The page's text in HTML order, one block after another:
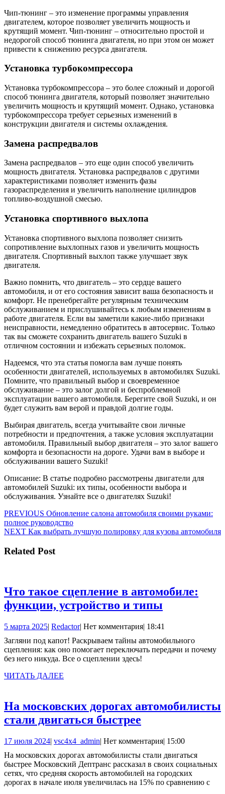
Чип-тюнинг – это изменение программы управления
двигателем, которое позволяет увеличить мощность и
крутящий момент. Чип-тюнинг – относительно простой и
недорогой способ тюнинга двигателя, но при этом он может
привести к снижению ресурса двигателя.
Установка турбокомпрессора
Установка турбокомпрессора – это более сложный и дорогой
способ тюнинга двигателя, который позволяет значительно
увеличить мощность и крутящий момент. Однако, установка
турбокомпрессора требует серьезных изменений в
конструкции двигателя и системы охлаждения.
Замена распредвалов
Замена распредвалов – это еще один способ увеличить
мощность двигателя. Установка распредвалов с другими
характеристиками позволяет изменить фазы
газораспределения и увеличить наполнение цилиндров
топливо-воздушной смесью.
Установка спортивного выхлопа
Установка спортивного выхлопа позволяет снизить
сопротивление выхлопных газов и увеличить мощность
двигателя. Спортивный выхлоп также улучшает звук
двигателя.
Важно помнить, что двигатель – это сердце вашего
автомобиля, и от его состояния зависит ваша безопасность и
комфорт. Не пренебрегайте регулярным техническим
обслуживанием и прислушивайтесь к любым изменениям в
работе двигателя. Если вы заметили какие-либо признаки
неисправности, немедленно обратитесь в автосервис. Только
так вы сможете сохранить двигатель вашего Suzuki в
отличном состоянии и избежать серьезных поломок.
Надеемся, что эта статья помогла вам лучше понять
особенности двигателей, используемых в автомобилях Suzuki.
Помните, что правильный выбор и своевременное
обслуживание – это залог долгой и беспроблемной
эксплуатации вашего автомобиля. Берегите свой Suzuki, и он
будет служить вам верой и правдой долгие годы.
Выбирая двигатель, всегда учитывайте свои личные
потребности и предпочтения, а также условия эксплуатации
автомобиля. Правильный выбор двигателя – это залог вашего
комфорта и безопасности на дороге. Удачи вам в выборе и
обслуживании вашего Suzuki!
Описание: В статье подробно рассмотрены двигатели для
автомобилей Suzuki: их типы, особенности выбора и
обслуживания. Узнайте все о двигателях Suzuki!
Навигация
по
PREVIOUS Предыдущая
запись:
Обновление салона автомобиля своими руками:
полное руководство
NEXT Следующая
Как выбрать лучшую полировку для кузова автомобиля
Related Post
Что такое сцепление в автомобиле:
функции, устройство и типы
сцепление
в
типы
5 марта 20255
2025
| RedactorRedactor
| Нет комментария| 18:41
Загляни под капот! Раскрываем тайны автомобильного
сцепления: как оно помогает переключать передачи и почему
без него никуда. Все о сцеплении здесь!
ЧИТАТЬ ДАЛЕЕ
На московских дорогах автомобилисты
стали двигаться быстрее
дорогах
стали
двигаться
17 июля 202417
2024
| vsc4x4_adminvsc4x4_admin
| Нет комментария| 15:00
На московских дорогах автомобилисты стали двигаться
быстрее Московский Дептранс рассказал в своих социальных
сетях, что средняя скорость автомобилей на городских
дорогах в начале июля увеличилась на 15% по сравнению с